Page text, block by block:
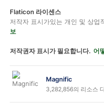
Flaticon 라이센스
저작자 표시가있는 개인 및 상업
보
저작권자 표시가 필요합니다. 어
Magnific
3,282,856의 리소스